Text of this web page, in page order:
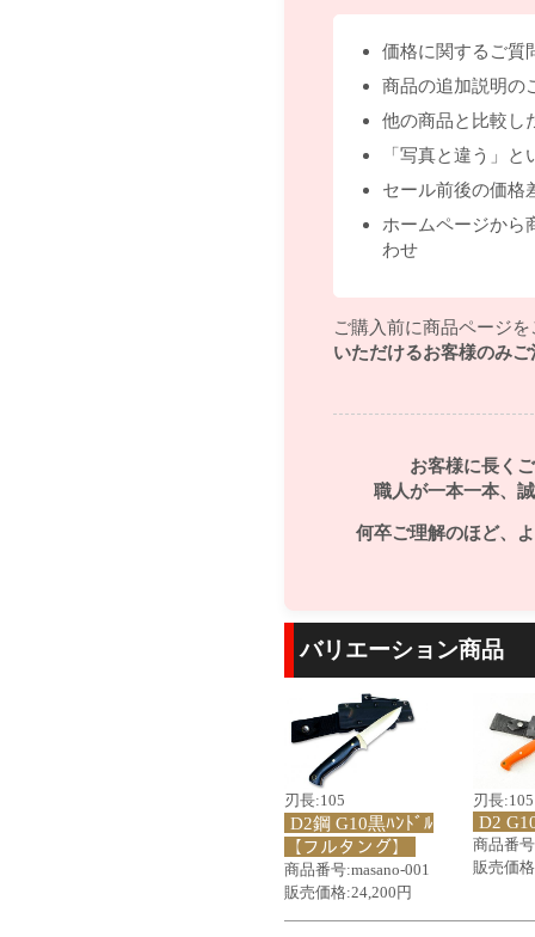
価格に関するご質
商品の追加説明の
他の商品と比較し
「写真と違う」
セール前後の価格
ホームページから
わせ
ご購入前に商品ページ
いただけるお客様のみ
お客様に長く
職人が一本一本、
何卒ご理解のほど、
バリエーション商品
刃長:105
D2鋼 G10黒ﾊﾝﾄﾞﾙ
【フルタング】
商品番号:masano-001
販売価格:24,200円
刃長:105
D2
商品番
販売価